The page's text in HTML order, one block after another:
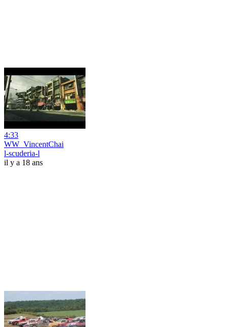
4:33
WW_VincentChai
l-scuderia-l
il y a 18 ans